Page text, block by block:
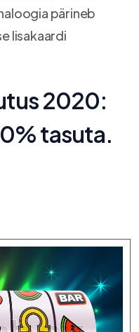
pärineb
lisakaardi
2020:
tasuta.